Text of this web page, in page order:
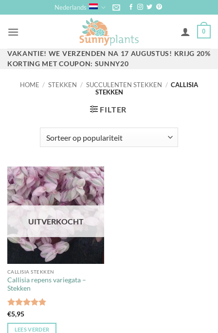
naar
inhoud
Nederlands
0
VAKANTIE! WE VERZENDEN NA 17 AUGUSTUS! KRIJG 20%
​​KORTING MET COUPON: SUNNY20
HOME / STEKKEN / SUCCULENTEN STEKKEN / CALLISIA
STEKKEN
FILTER
UITVERKOCHT
CALLISIA STEKKEN
Callisia repens variegata –
Stekken
Gewaardeerd
4.81uit 5
€5,95
LEES VERDER